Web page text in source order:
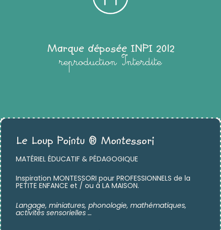
Marque déposée INPI 2012
reproduction Interdite
Le Loup Pointu ® Montessori
MATÉRIEL ÉDUCATIF & PÉDAGOGIQUE
Inspiration MONTESSORI pour PROFESSIONNELS de la
PETITE ENFANCE et / ou à LA MAISON.
Langage, miniatures, phonologie, mathématiques,
activités sensorielles …